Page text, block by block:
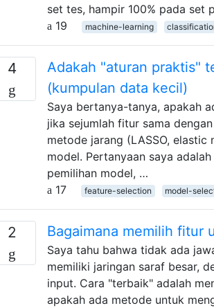
set tes, hampir 100% pada set
19
machine-learning
4
Adakah "aturan praktis"
(kumpulan data kecil)
Saya bertanya-tanya, apakah
jika sejumlah fitur sama
metode jarang (LASSO,
model. Pertanyaan saya
pemilihan model, …
17
feature-selection model-
2 Bagaimana memilih fitur
Saya tahu bahwa tidak ada
memiliki jaringan saraf besar,
input. Cara "terbaik" adalah
apakah ada metode untuk